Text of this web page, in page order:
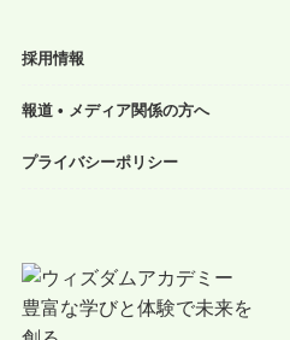
採用情報
報道 • メディア関係の方へ
プライバシーポリシー